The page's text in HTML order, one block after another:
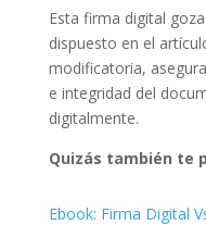
Esta firma digital
dispuesto en el
modificatoria,
e integridad del
digitalmente.
Quizás también te
Ebook: Firma Digital